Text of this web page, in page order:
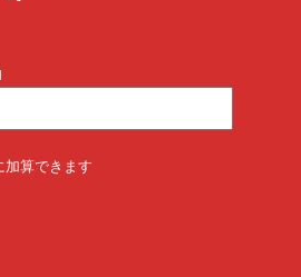
算できます